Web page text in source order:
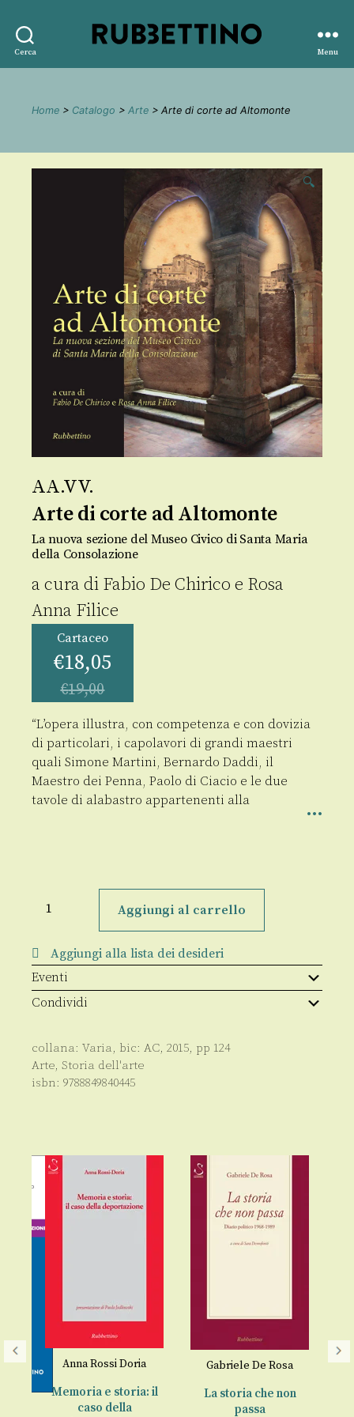
Cerca
editore
Menu
Home > Catalogo > Arte > Arte di corte ad Altomonte
🔍
AA.VV.
Arte di corte ad Altomonte
La nuova sezione del Museo Civico di Santa Maria
della Consolazione
a cura di Fabio De Chirico e Rosa
Anna Filice
Cartaceo
€18,05
€19,00
“L’opera illustra, con competenza e con dovizia
di particolari, i capolavori di grandi maestri
quali Simone Martini, Bernardo Daddi, il
Maestro dei Penna, Paolo di Ciacio e le due
tavole di alabastro appartenenti alla
Altomonte
quantità
Aggiungi al carrello
Aggiungi alla lista dei desideri
Eventi
Condividi
collana: Varia, bic: AC, 2015, pp 124
Arte, Storia dell'arte
isbn: 9788849840445
Anna Rossi Doria
Memoria e storia: il
caso della
Gabriele De Rosa
La storia che non
passa